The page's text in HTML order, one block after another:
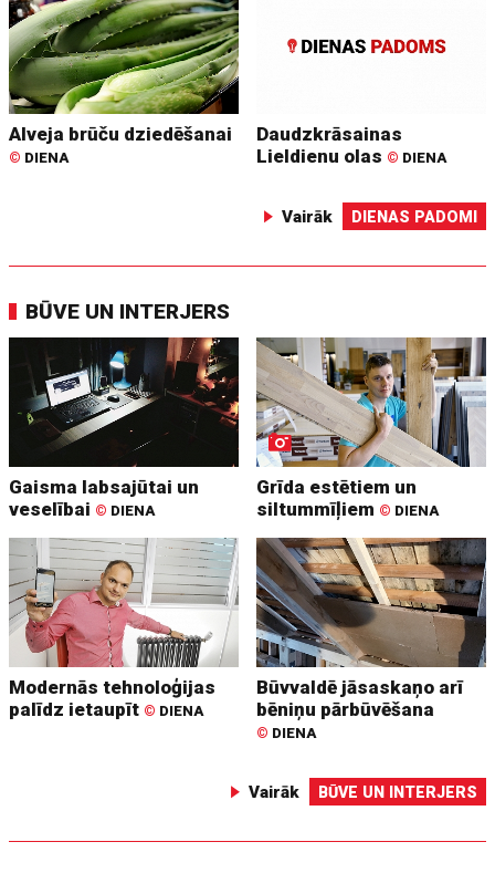
Alveja brūču dziedēšanai
© DIENA
Daudzkrāsainas
Lieldienu olas © DIENA
Vairāk DIENAS PADOMI
BŪVE UN INTERJERS
Gaisma labsajūtai un
veselībai © DIENA
Grīda estētiem un
siltummīļiem © DIENA
Modernās tehnoloģijas
palīdz ietaupīt © DIENA
Būvvaldē jāsaskaņo arī
bēniņu pārbūvēšana
© DIENA
Vairāk BŪVE UN INTERJERS